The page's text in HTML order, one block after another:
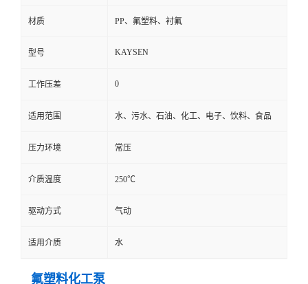
材质 PP、氟塑料、衬氟
型号 KAYSEN
工作压差 0
适用范围 水、污水、石油、化工、电子、饮料、食品
压力环境 常压
介质温度 250℃
驱动方式 气动
适用介质 水
氟塑料化工泵